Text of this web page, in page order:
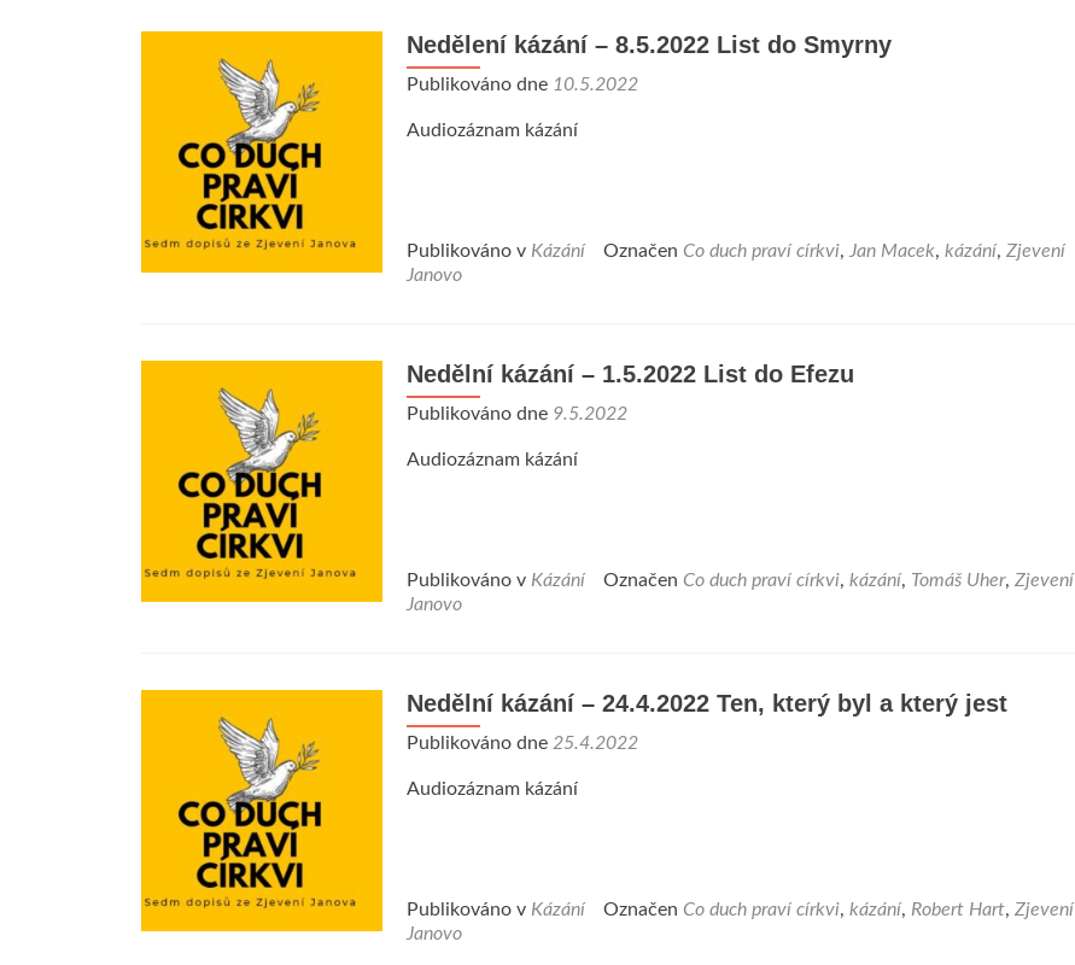
Nedělení kázání – 8.5.2022 List do Smyrny
Publikováno dne 10.5.2022
Audiozáznam kázání
Publikováno v Kázání Označen Co duch praví církvi, Jan Macek, kázání, Zjevení
Janovo
Nedělní kázání – 1.5.2022 List do Efezu
Publikováno dne 9.5.2022
Audiozáznam kázání
Publikováno v Kázání Označen Co duch praví církvi, kázání, Tomáš Uher, Zjevení
Janovo
Nedělní kázání – 24.4.2022 Ten, který byl a který jest
Publikováno dne 25.4.2022
Audiozáznam kázání
Publikováno v Kázání Označen Co duch praví církvi, kázání, Robert Hart, Zjevení
Janovo